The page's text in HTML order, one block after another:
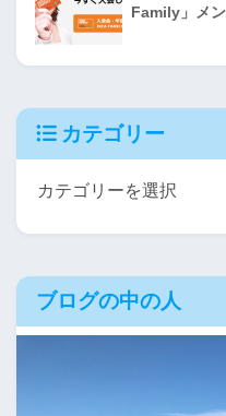
Family」メ
カテゴリー
ブログの中の人